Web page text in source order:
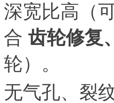
深宽比高（
合 齿轮修复
轮）。
无气孔、裂